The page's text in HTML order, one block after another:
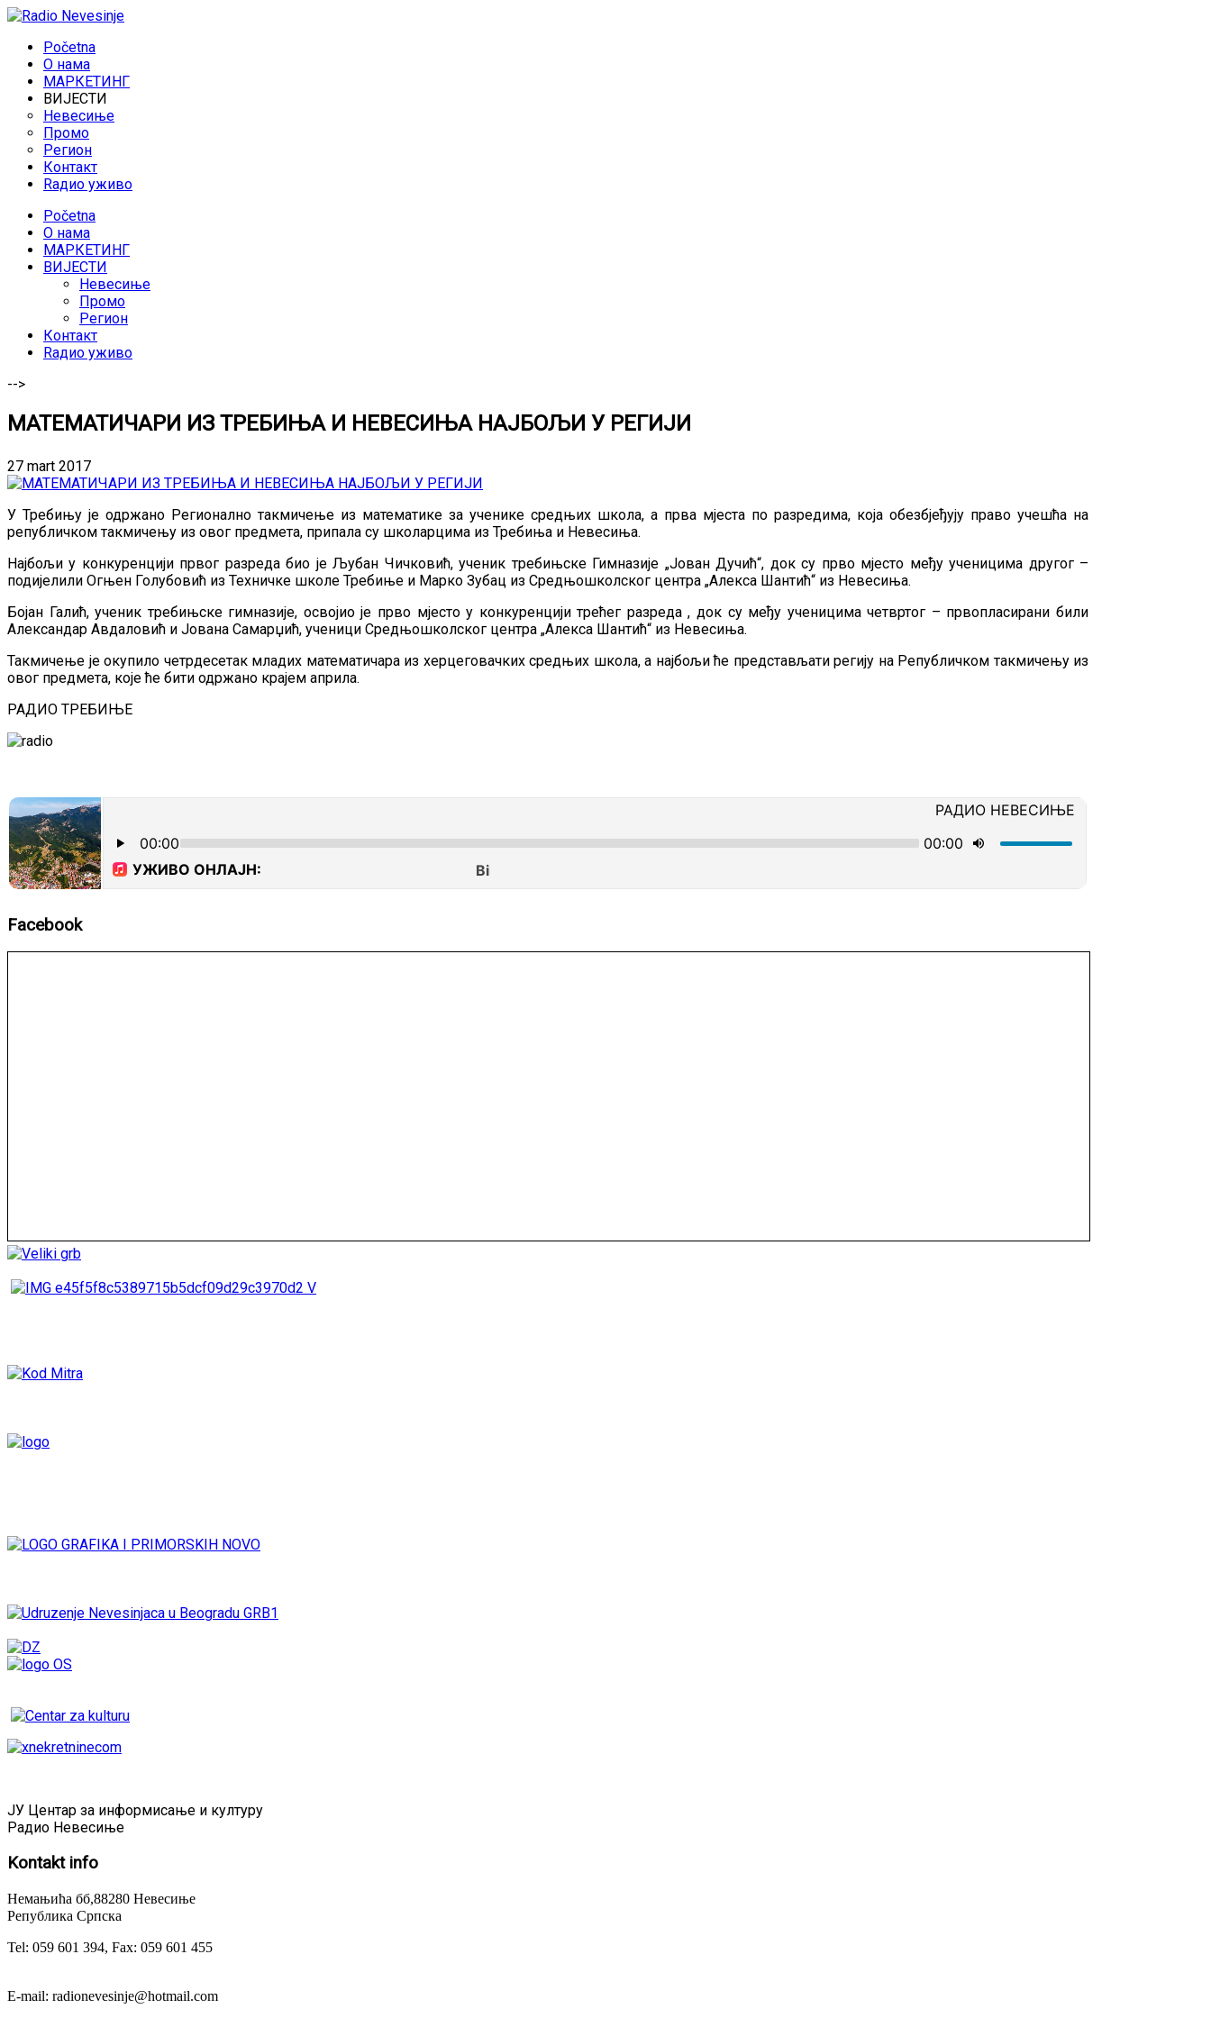
Početna
O нама
МАРКЕТИНГ
ВИЈЕСТИ
Невесиње
Промо
Регион
Контакт
Rадио уживо
Početna
O нама
МАРКЕТИНГ
ВИЈЕСТИ
Невесиње
Промо
Регион
Контакт
Rадио уживо
-->
МАТЕМАТИЧАРИ ИЗ ТРЕБИЊА И НЕВЕСИЊА НАЈБОЉИ У РЕГИЈИ
27 mart 2017
У Требињу је одржано Регионално такмичење из математике за ученике средњих школа, а прва мјеста по разредима, која обезбјеђују право учешћа на
републичком такмичењу из овог предмета, припала су школарцима из Требиња и Невесиња.
Најбољи у конкуренцији првог разреда био је Љубан Чичковић, ученик требињске Гимназије „Јован Дучић“, док су прво мјесто међу ученицима другог –
подијелили Огњен Голубовић из Техничке школе Требиње и Марко Зубац из Средњошколског центра „Алекса Шантић“ из Невесиња.
Бојан Галић, ученик требињске гимназије, освојио је прво мјесто у конкуренцији трећег разреда , док су међу ученицима четвртог – првопласирани били
Александар Авдаловић и Јована Самарџић, ученици Средњошколског центра „Алекса Шантић“ из Невесиња.
Такмичење је окупило четрдесетак младих математичара из херцеговачких средњих школа, а најбољи ће представљати регију на Републичком такмичењу из
овог предмета, које ће бити одржано крајем априла.
РАДИО ТРЕБИЊЕ
Facebook
ЈУ Центар за информисање и културу
Радио Невесиње
Kontaktinfo
Немањића бб,88280 Невесиње
Република Српска
Tel: 059 601 394, Fax: 059 601 455
E-mail: radionevesinje@hotmail.com